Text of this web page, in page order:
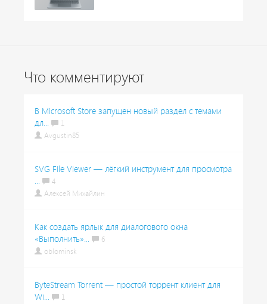
Что комментируют
В Microsoft Store запущен новый раздел с темами
дл...
1
Avgustin85
SVG File Viewer — лёгкий инструмент для просмотра
...
4
Алексей Михайлин
Как создать ярлык для диалогового окна
«Выполнить»...
6
oblominsk
ByteStream Torrent — простой торрент клиент для
Wi...
1